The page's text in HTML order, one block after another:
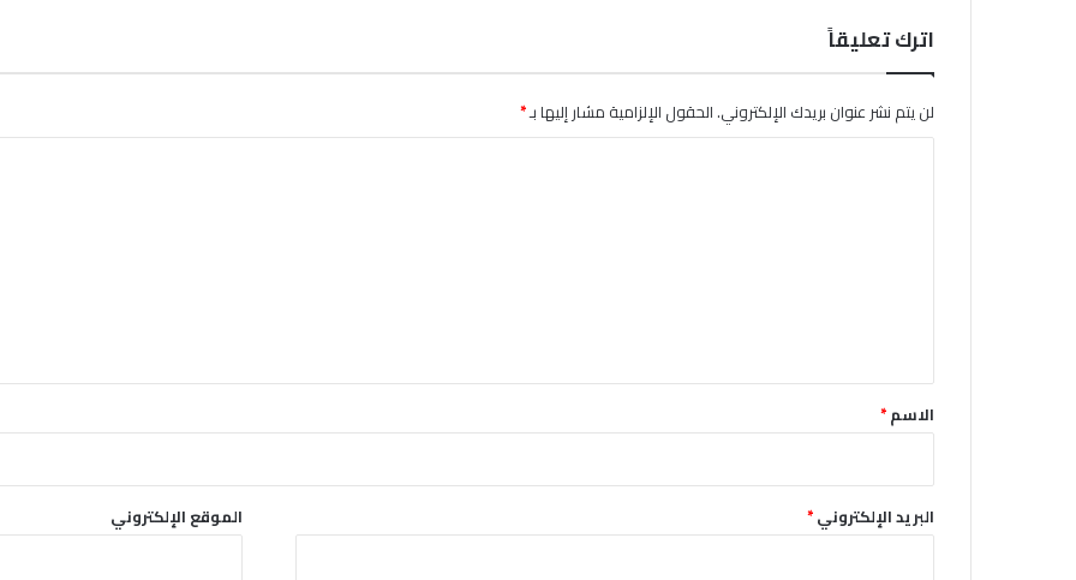
اترك تعليقاً
لن يتم نشر عنوان بريدك الإلكتروني.الحقول الإلزامية مشار إليها بـ*
*الاسم*
البريد الإلكتروني* الموقع الإلكتروني